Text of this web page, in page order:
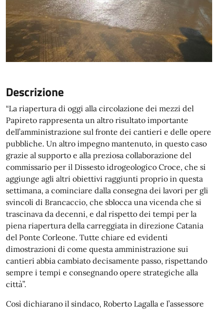
Descrizione
“La riapertura di oggi alla circolazione dei mezzi del
Papireto rappresenta un altro risultato importante
dell’amministrazione sul fronte dei cantieri e delle opere
pubbliche. Un altro impegno mantenuto, in questo caso
grazie al supporto e alla preziosa collaborazione del
commissario per il Dissesto idrogeologico Croce, che si
aggiunge agli altri obiettivi raggiunti proprio in questa
settimana, a cominciare dalla consegna dei lavori per gli
svincoli di Brancaccio, che sblocca una vicenda che si
trascinava da decenni, e dal rispetto dei tempi per la
piena riapertura della carreggiata in direzione Catania
del Ponte Corleone. Tutte chiare ed evidenti
dimostrazioni di come questa amministrazione sui
cantieri abbia cambiato decisamente passo, rispettando
sempre i tempi e consegnando opere strategiche alla
città”.
Così dichiarano il sindaco, Roberto Lagalla e l’assessore